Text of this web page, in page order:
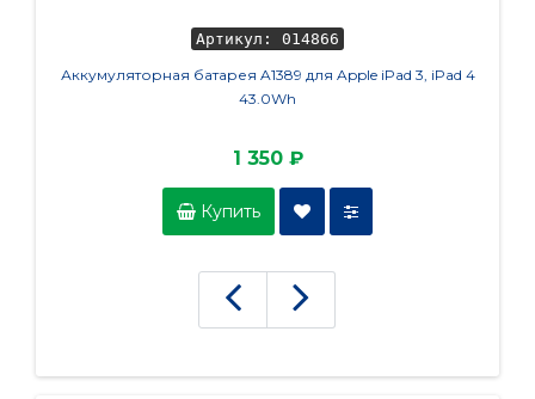
Артикул: 014866
Аккумуляторная батарея A1389 для Apple iPad 3, iPad 4
43.0Wh
1 350 ₽
Купить